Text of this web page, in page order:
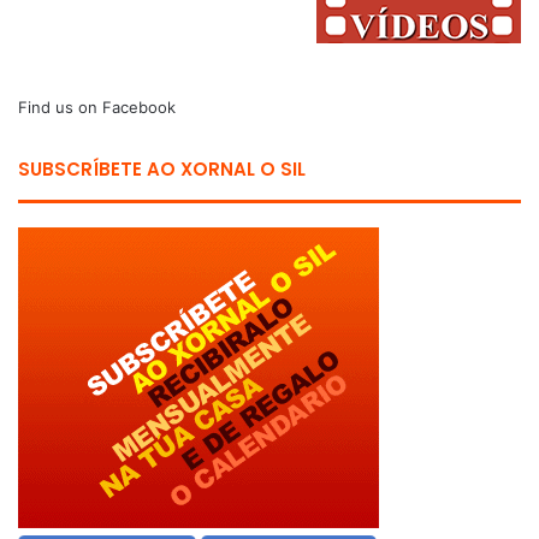
Find us on Facebook
SUBSCRÍBETE AO XORNAL O SIL